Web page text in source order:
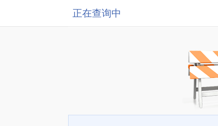
正在查询中